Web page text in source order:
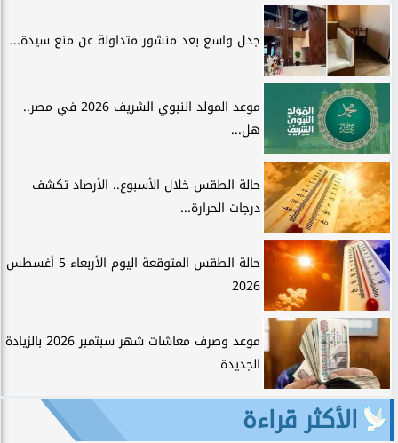
جدل واسع بعد منشور متداولة عن منع سيدة...
موعد المولد النبوي الشريف 2026 في مصر..
هل...
حالة الطقس خلال الأسبوع.. الأرصاد تكشف
درجات الحرارة...
حالة الطقس المتوقعة اليوم الأربعاء 5 أغسطس
2026
موعد وصرف معاشات شهر سبتمبر 2026 بالزيادة
الجديدة
الأكثر قراءة